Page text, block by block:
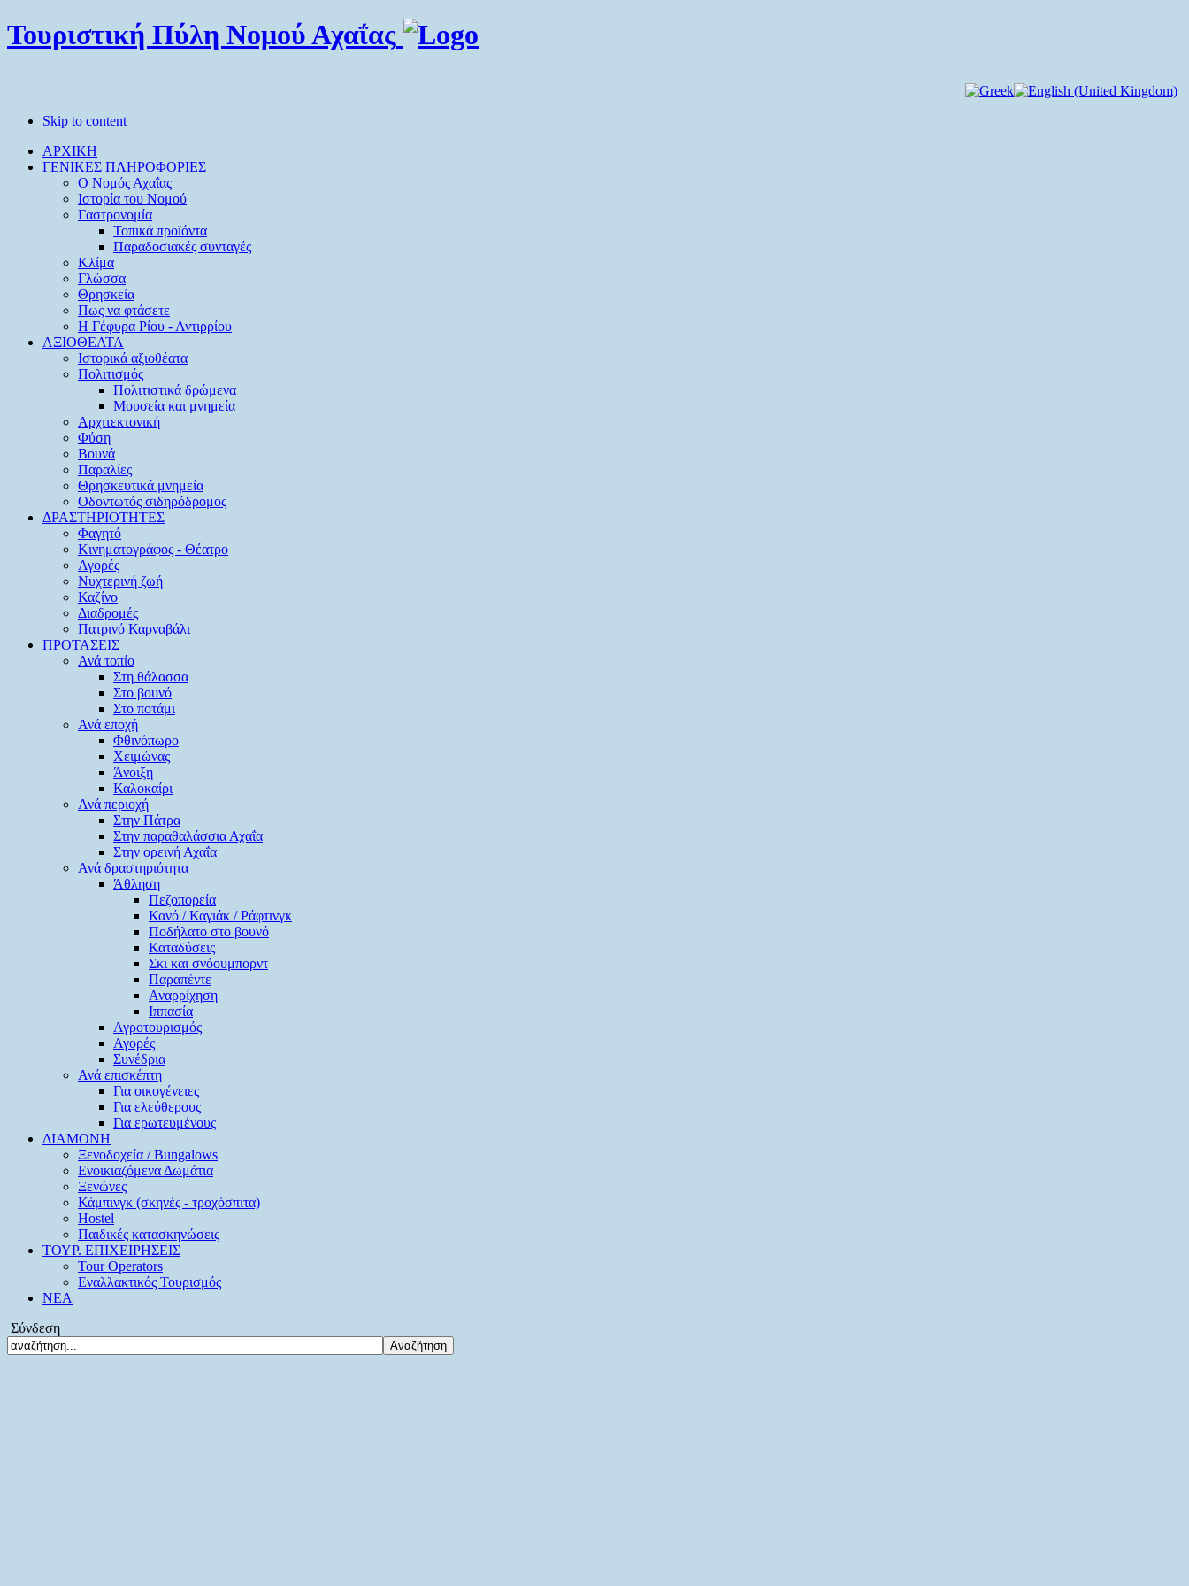
Τουριστική Πύλη Νομού Αχαΐας
Skip to content
ΑΡΧΙΚΗ
ΓΕΝΙΚΕΣ ΠΛΗΡΟΦΟΡΙΕΣ
O Νομός Αχαΐας
Ιστορία του Νομού
Γαστρονομία
Τοπικά προϊόντα
Παραδοσιακές συνταγές
Κλίμα
Γλώσσα
Θρησκεία
Πως να φτάσετε
Η Γέφυρα Ρίου - Αντιρρίου
ΑΞΙΟΘΕΑΤΑ
Ιστορικά αξιοθέατα
Πολιτισμός
Πολιτιστικά δρώμενα
Μουσεία και μνημεία
Αρχιτεκτονική
Φύση
Βουνά
Παραλίες
Θρησκευτικά μνημεία
Οδοντωτός σιδηρόδρομος
ΔΡΑΣΤΗΡΙΟΤΗΤΕΣ
Φαγητό
Κινηματογράφος - Θέατρο
Αγορές
Νυχτερινή ζωή
Καζίνο
Διαδρομές
Πατρινό Καρναβάλι
ΠΡΟΤΑΣΕΙΣ
Ανά τοπίο
Στη θάλασσα
Στο βουνό
Στο ποτάμι
Ανά εποχή
Φθινόπωρο
Χειμώνας
Άνοιξη
Καλοκαίρι
Ανά περιοχή
Στην Πάτρα
Στην παραθαλάσσια Αχαΐα
Στην ορεινή Αχαΐα
Ανά δραστηριότητα
Άθληση
Πεζοπορεία
Κανό / Καγιάκ / Ράφτινγκ
Ποδήλατο στο βουνό
Καταδύσεις
Σκι και σνόουμπορντ
Παραπέντε
Αναρρίχηση
Ιππασία
Αγροτουρισμός
Αγορές
Συνέδρια
Ανά επισκέπτη
Για οικογένειες
Για ελεύθερους
Για ερωτευμένους
ΔΙΑΜΟΝΗ
Ξενοδοχεία / Bungalows
Ενοικιαζόμενα Δωμάτια
Ξενώνες
Κάμπινγκ (σκηνές - τροχόσπιτα)
Hostel
Παιδικές κατασκηνώσεις
ΤΟΥΡ. ΕΠΙΧΕΙΡΗΣΕΙΣ
Tour Operators
Εναλλακτικός Τουρισμός
ΝΕΑ
Σύνδεση